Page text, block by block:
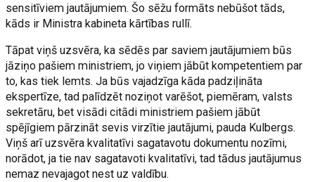
sensitīviem jautājumiem. Šo sēžu formāts nebūšot tāds,
kāds ir Ministra kabineta kārtības rullī.
Tāpat viņš uzsvēra, ka sēdēs par saviem jautājumiem būs
jāziņo pašiem ministriem, jo viņiem jābūt kompetentiem par
to, kas tiek lemts. Ja būs vajadzīga kāda padziļināta
ekspertīze, tad palīdzēt noziņot varēšot, piemēram, valsts
sekretāru, bet visādi citādi ministriem pašiem jābūt
spējīgiem pārzināt sevis virzītie jautājumi, pauda Kulbergs.
Viņš arī uzsvēra kvalitatīvi sagatavotu dokumentu nozīmi,
norādot, ja tie nav sagatavoti kvalitatīvi, tad tādus jautājumus
nemaz nevajagot nest uz valdību.